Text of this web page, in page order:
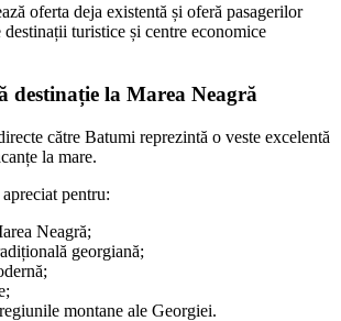
oferta deja existentă și oferă pasagerilor
destinații turistice și centre economice
destinație la Marea Neagră
către Batumi reprezintă o veste excelentă
la mare.
pentru:
Neagră;
georgiană;
montane ale Georgiei.